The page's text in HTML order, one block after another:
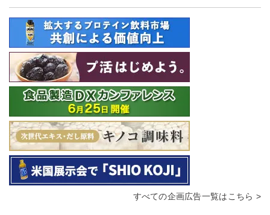
すべての企画広告一覧はこちら >